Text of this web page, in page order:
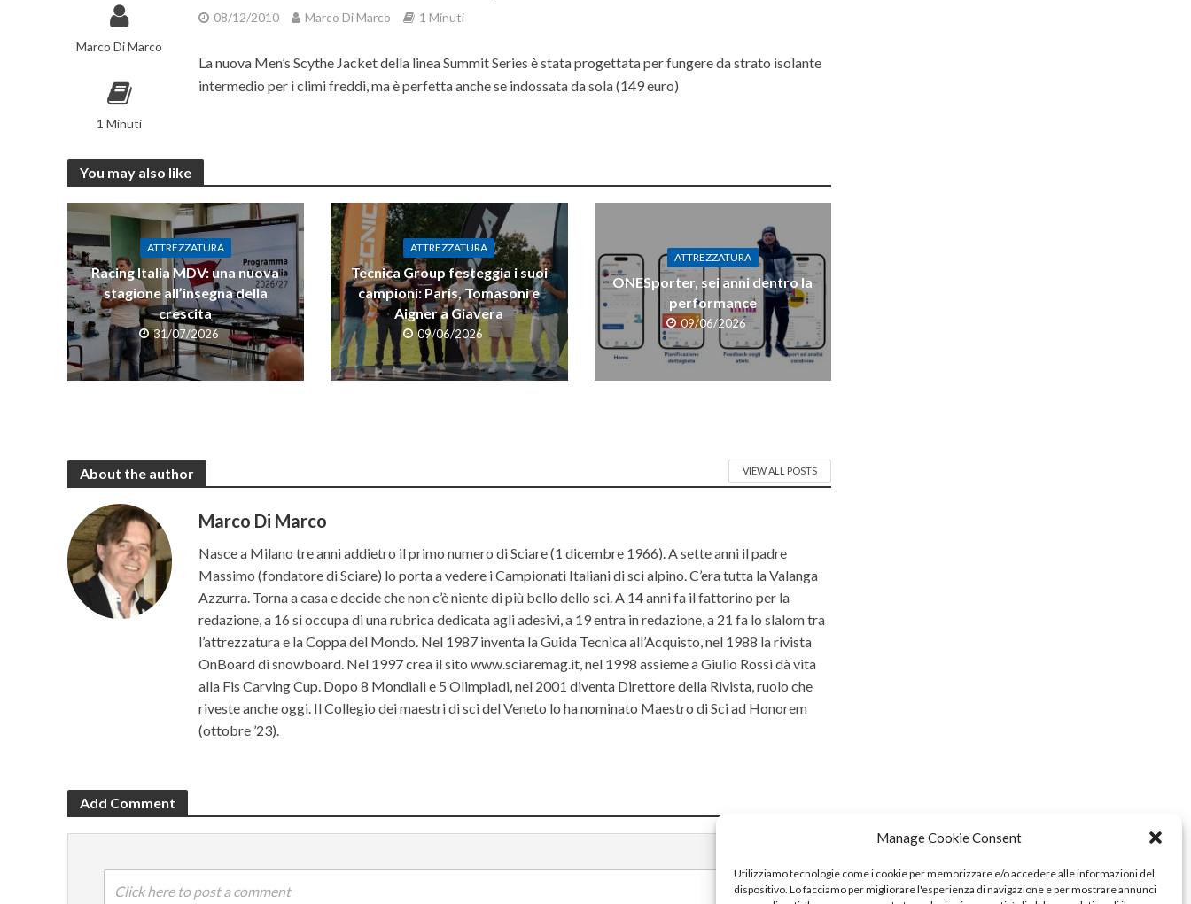
Manage Cookie Consent
Utilizziamo tecnologie come i cookie per memorizzare e/o accedere alle informazioni del
dispositivo. Lo facciamo per migliorare l'esperienza di navigazione e per mostrare annunci
Marco Di Marco
1 Minuti
08/12/2010 Marco Di Marco 1 Minuti
La nuova Men’s Scythe Jacket della linea Summit Series è stata progettata per fungere da strato isolante
intermedio per i climi freddi, ma è perfetta anche se indossata da sola (149 euro)
You may also like
ATTREZZATURA
Racing Italia MDV: una nuova
stagione all’insegna della
crescita
31/07/2026
ATTREZZATURA
Tecnica Group festeggia i suoi
campioni: Paris, Tomasoni e
Aigner a Giavera
09/06/2026
ATTREZZATURA
ONESporter, sei anni dentro la
performance
09/06/2026
About the author VIEW ALL POSTS
Marco Di Marco
Nasce a Milano tre anni addietro il primo numero di Sciare (1 dicembre 1966). A sette anni il padre
Massimo (fondatore di Sciare) lo porta a vedere i Campionati Italiani di sci alpino. C’era tutta la Valanga
Azzurra. Torna a casa e decide che non c’è niente di più bello dello sci. A 14 anni fa il fattorino per la
redazione, a 16 si occupa di una rubrica dedicata agli adesivi, a 19 entra in redazione, a 21 fa lo slalom tra
l’attrezzatura e la Coppa del Mondo. Nel 1987 inventa la Guida Tecnica all’Acquisto, nel 1988 la rivista
OnBoard di snowboard. Nel 1997 crea il sito www.sciaremag.it, nel 1998 assieme a Giulio Rossi dà vita
alla Fis Carving Cup. Dopo 8 Mondiali e 5 Olimpiadi, nel 2001 diventa Direttore della Rivista, ruolo che
riveste anche oggi. Il Collegio dei maestri di sci del Veneto lo ha nominato Maestro di Sci ad Honorem
(ottobre ’23).
Add Comment
Click here to post a comment